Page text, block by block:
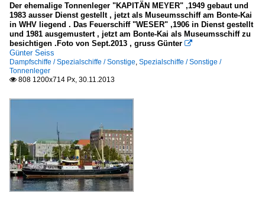
Der ehemalige Tonnenleger "KAPITÄN MEYER" ,1949 gebaut und
1983 ausser Dienst gestellt , jetzt als Museumsschiff am Bonte-Kai
in WHV liegend . Das Feuerschiff "WESER" ,1906 in Dienst gestellt
und 1981 ausgemustert , jetzt am Bonte-Kai als Museumsschiff zu
besichtigen .Foto von Sept.2013 , gruss Günter 
Günter Seiss
Dampfschiffe / Spezialschiffe / Sonstige, Spezialschiffe / Sonstige /
Tonnenleger
 808 1200x714 Px, 30.11.2013